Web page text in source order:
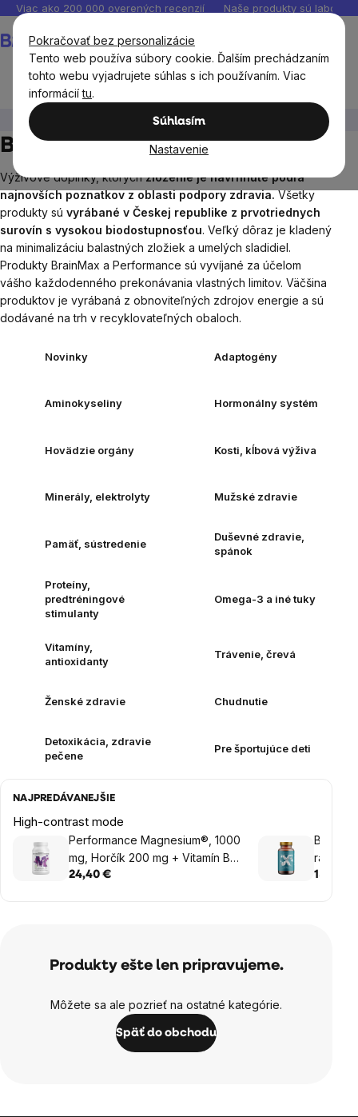
Pokračovať bez personalizácie
Tento web používa súbory cookie. Ďalším prechádzaním
tohto webu vyjadrujete súhlas s ich používaním. Viac
informáciítu.
Súhlasím
Nastavenie
Prejsť
obsah
Viac ako 200 000 overených recenzií Naše produkty sú
košík
BrainMax® výživové doplnky
BrainMax® výživové doplnky
Výživové doplnky, ktorýchzloženie je navrhnuté podľa
najnovších poznatkov z oblasti podpory zdravia.Všetky
produkty sú vyrábané v Českej republike z prvotriednych
surovín s vysokou biodostupnosťou. Veľký dôraz je kladený
na minimalizáciu balastných zložiek a umelých sladidiel.
Produkty BrainMax a Performance sú vyvíjané za účelom
vášho každodenného prekonávania vlastných limitov. Väčšina
produktov je vyrábaná z obnoviteľných zdrojov energie a sú
dodávané na trh v recyklovateľných obaloch.
Novinky Adaptogény
Aminokyseliny Hormonálny systém
Hovädzie orgány Kosti, kĺbová výživa
Minerály, elektrolyty Mužské zdravie
Pamäť, sústredenie
Duševné zdravie,
spánok
Proteíny,
predtréningové
stimulanty
Omega-3 a iné tuky
Vitamíny,
antioxidanty
Trávenie, črevá
Ženské zdravie Chudnutie
Detoxikácia, zdravie
pečene
Pre športujúce deti
NAJPREDÁVANEJŠIE
High-contrast mode
Performance Magnesium®, 1000
mg, Horčík 200 mg + Vitamín B6
P5P, 100 vegan kapsúl
24,40 € 15,45 €
Produkty ešte len pripravujeme.
Môžete sa ale pozrieť na ostatné kategórie.
Späť do obchodu